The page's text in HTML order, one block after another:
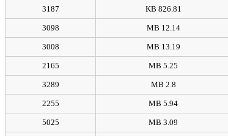
826.81 KB
3187
12.14 MB
3098
13.19 MB
3008
5.25 MB
2165
2.8 MB
3289
5.94 MB
2255
3.09 MB
5025